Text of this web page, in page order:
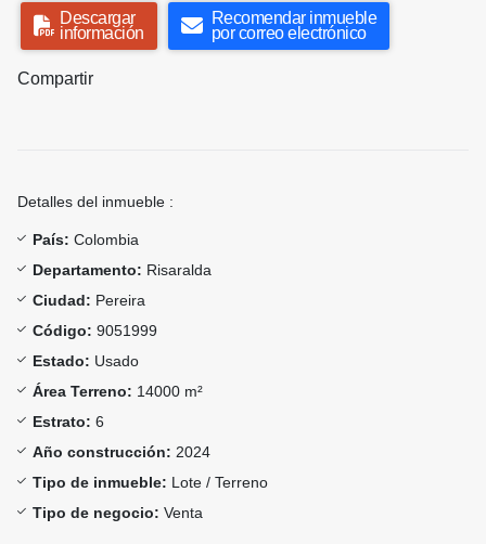
Descargar
información
Recomendar inmueble
por correo electrónico
Compartir
Detalles del inmueble :
País: Colombia
Departamento: Risaralda
Ciudad: Pereira
Código: 9051999
Estado: Usado
Área Terreno: 14000 m²
Estrato: 6
Año construcción: 2024
Tipo de inmueble: Lote / Terreno
Tipo de negocio: Venta